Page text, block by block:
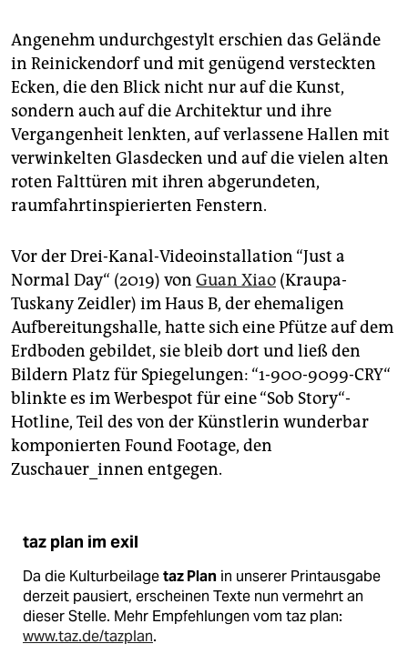
Angenehm undurchgestylt erschien das Gelände
in Reinickendorf und mit genügend versteckten
Ecken, die den Blick nicht nur auf die Kunst,
sondern auch auf die Architektur und ihre
Vergangenheit lenkten, auf verlassene Hallen mit
verwinkelten Glasdecken und auf die vielen alten
roten Falttüren mit ihren abgerundeten,
raumfahrtinspierierten Fenstern.
Vor der Drei-Kanal-Videoinstallation “Just a
Normal Day“ (2019) von Guan Xiao (Kraupa-
Tuskany Zeidler) im Haus B, der ehemaligen
Aufbereitungshalle, hatte sich eine Pfütze auf dem
Erdboden gebildet, sie bleib dort und ließ den
Bildern Platz für Spiegelungen: “1-900-9099-CRY“
blinkte es im Werbespot für eine “Sob Story“-
Hotline, Teil des von der Künstlerin wunderbar
komponierten Found Footage, den
Zuschauer_innen entgegen.
taz plan im exil
Da die Kulturbeilagetaz Plan in unserer Printausgabe
derzeit pausiert, erscheinen Texte nun vermehrt an
dieser Stelle. Mehr Empfehlungen vom taz plan:
www.taz.de/tazplan.